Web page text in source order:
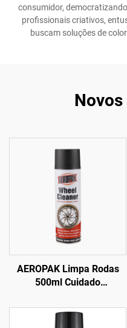
consumidor,
profissionais criativos,
buscam soluções de
AEROPAK Limpa Rodas
500ml Cuidado
para Carros e Rodas